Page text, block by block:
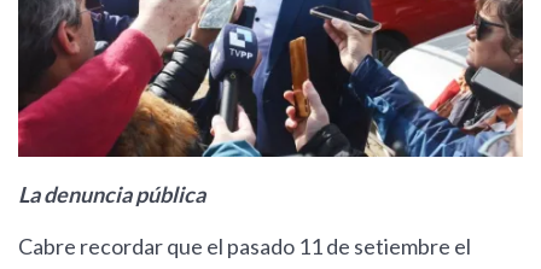
La denuncia pública
Cabre recordar que el pasado 11 de setiembre el